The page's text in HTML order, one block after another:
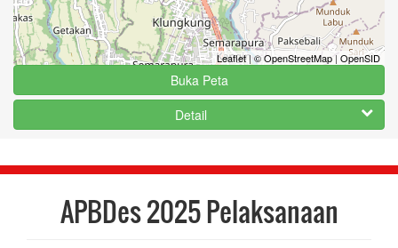
Leaflet|© OpenStreetMap|OpenSID
Buka Peta
Detail
APBDes 2025 Pelaksanaan